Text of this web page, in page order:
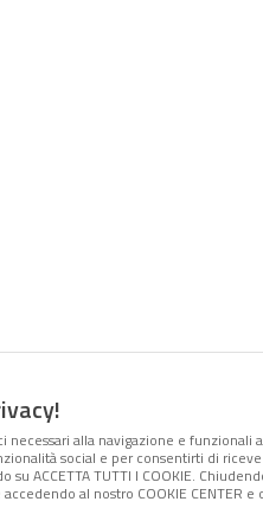
alla navigazione e
social e per consentirti di
ACCETTA TUTTI I COOKIE.
al nostro COOKIE